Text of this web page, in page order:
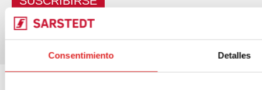
Consentimiento Detalles